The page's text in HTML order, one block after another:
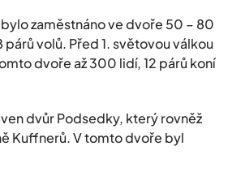
zaměstnáno ve dvoře 50 – 80
párů volů. Před 1. světovou válkou
dvoře až 300 lidí, 12 párů koní
dvůr Podsedky, který rovněž
Kuffnerů. V tomto dvoře byl